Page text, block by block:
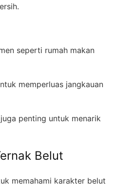
seperti rumah makan
memperluas jangkauan
penting untuk menarik
Belut
memahami karakter belut